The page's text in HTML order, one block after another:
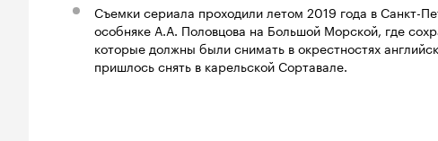
Съемки сериала проходили летом 2019 года в Санкт-
особняке А.А. Половцова на Большой Морской, где
которые должны были снимать в окрестностях
пришлось снять в карельской Сортавале.